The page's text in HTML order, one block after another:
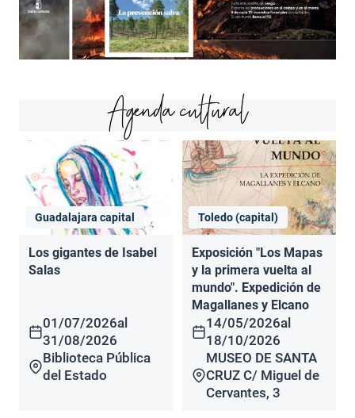
Agenda cultural
Guadalajara capital
Los gigantes de Isabel
Salas
01/07/2026al
31/08/2026
Biblioteca Pública
del Estado
Toledo (capital)
Exposición "Los Mapas
y la primera vuelta al
mundo". Expedición de
Magallanes y Elcano
14/05/2026al
18/10/2026
MUSEO DE SANTA
CRUZ C/ Miguel de
Cervantes, 3